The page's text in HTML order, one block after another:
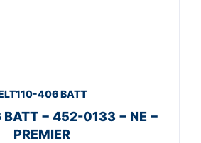
406 BATT
BATT − 452-0133 − NE −
PREMIER